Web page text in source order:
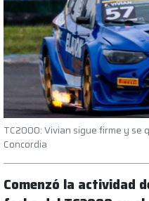
TC2000: Vivian sigue firme y se
Concordia
Comenzó la actividad